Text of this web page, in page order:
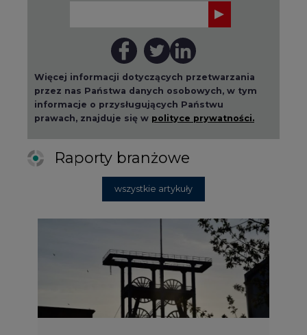
Więcej informacji dotyczących przetwarzania
przez nas Państwa danych osobowych, w tym
informacje o przysługujących Państwu
prawach, znajduje się w polityce prywatności.
Raporty branżowe
wszystkie artykuły